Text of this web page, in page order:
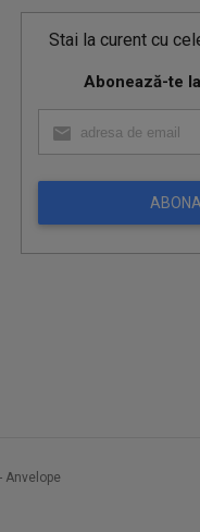
Stai la curent cu
Abonează-te
Anvelope